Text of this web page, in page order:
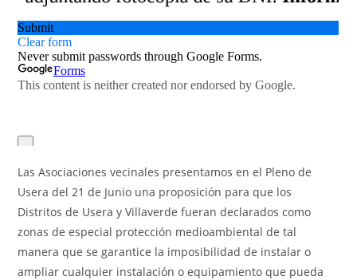
Las Asociaciones vecinales presentamos en el Pleno de
Usera del 21 de Junio una proposición para que los
Distritos de Usera y Villaverde fueran declarados como
zonas de especial protección medioambiental de tal
manera que se garantice la imposibilidad de instalar o
ampliar cualquier instalación o equipamiento que pueda